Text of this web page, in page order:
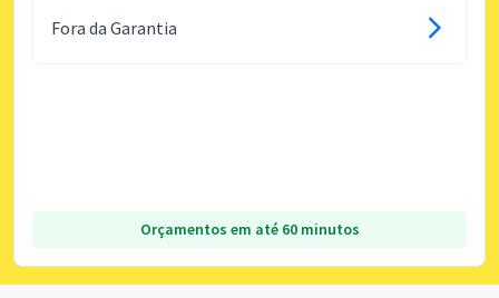
Fora da Garantia
Orçamentos em até 60 minutos